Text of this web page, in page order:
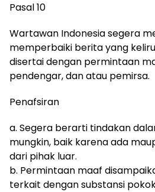
Pasal 10
Wartawan Indonesia segera
memperbaiki berita yang
disertai dengan permintaan
pendengar, dan atau pemirsa.
Penafsiran
a. Segera berarti tindakan
mungkin, baik karena ada
dari pihak luar.
b. Permintaan maaf
terkait dengan substansi